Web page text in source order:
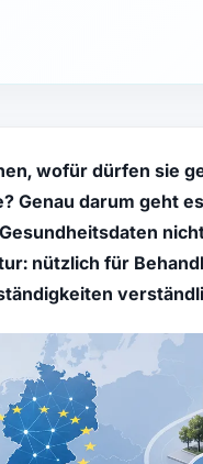
wofür dürfen sie
Genau darum geht
nützlich für